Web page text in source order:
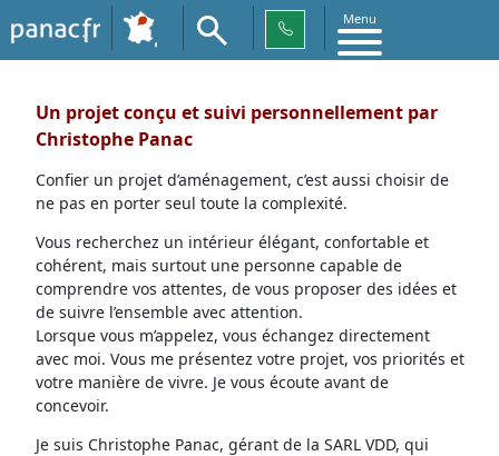
Menu
Un projet conçu et suivi personnellement par
Christophe Panac
Confier un projet d’aménagement, c’est aussi choisir de
ne pas en porter seul toute la complexité.
Vous recherchez un intérieur élégant, confortable et
cohérent, mais surtout une personne capable de
comprendre vos attentes, de vous proposer des idées et
de suivre l’ensemble avec attention.
Lorsque vous m’appelez, vous échangez directement
avec moi. Vous me présentez votre projet, vos priorités et
votre manière de vivre. Je vous écoute avant de
concevoir.
Je suis Christophe Panac, gérant de la SARL VDD, qui